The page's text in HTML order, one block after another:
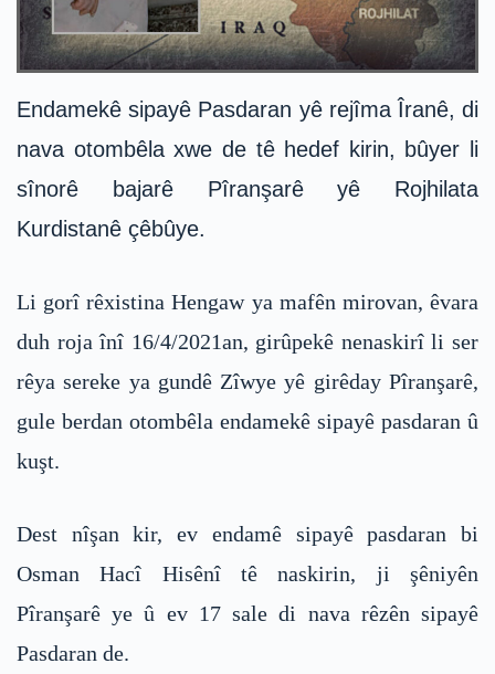
Endamekê sipayê Pasdaran yê rejîma Îranê, di
nava otombêla xwe de tê hedef kirin, bûyer li
sînorê bajarê Pîranşarê yê Rojhilata
Kurdistanê çêbûye.
Li gorî rêxistina Hengaw ya mafên mirovan, êvara
duh roja înî 16/4/2021an, girûpekê nenaskirî li ser
rêya sereke ya gundê Zîwye yê girêday Pîranşarê,
gule berdan otombêla endamekê sipayê pasdaran û
kuşt.
Dest nîşan kir, ev endamê sipayê pasdaran bi
Osman Hacî Hisênî tê naskirin, ji şêniyên
Pîranşarê ye û ev 17 sale di nava rêzên sipayê
Pasdaran de.